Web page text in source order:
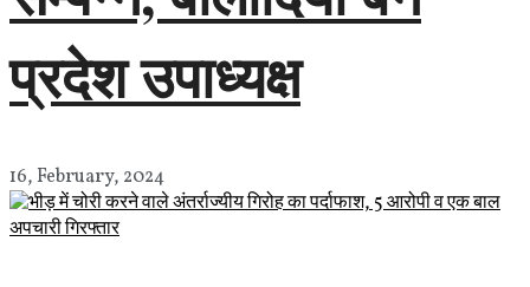
प्रदेश उपाध्यक्ष
16, February, 2024